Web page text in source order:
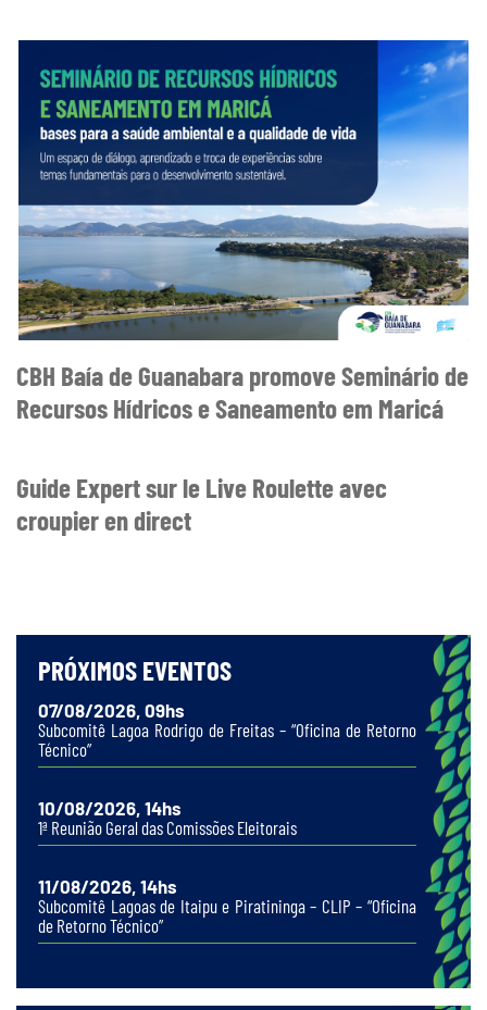
CBH Baía de Guanabara promove Seminário de
Recursos Hídricos e Saneamento em Maricá
Guide Expert sur le Live Roulette avec
croupier en direct
PRÓXIMOS EVENTOS
07/08/2026, 09hs
Subcomitê Lagoa Rodrigo de Freitas – “Oficina de Retorno
Técnico”
10/08/2026, 14hs
1ª Reunião Geral das Comissões Eleitorais
11/08/2026, 14hs
Subcomitê Lagoas de Itaipu e Piratininga – CLIP – “Oficina
de Retorno Técnico”